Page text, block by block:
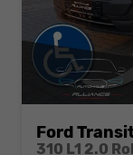
Ford
310 L1 2.0